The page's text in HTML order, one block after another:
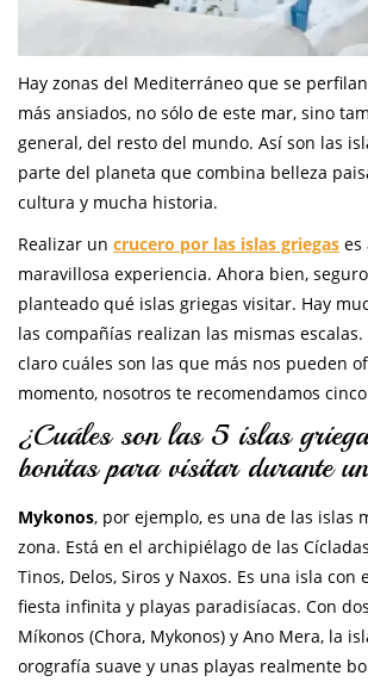
Hay zonas del Mediterráneo que se
más ansiados, no sólo de este mar, sino
general, del resto del mundo. Así son las
parte del planeta que combina belleza
cultura y mucha historia.
Realizar un crucero por las islas griegas es
maravillosa experiencia. Ahora bien,
planteado qué islas griegas visitar. Hay
las compañías realizan las mismas
claro cuáles son las que más nos pueden
momento, nosotros te recomendamos
¿Cuáles son las 5 islas
bonitas para visitar durante
Mykonos, por ejemplo, es una de las islas
zona. Está en el archipiélago de las
Tinos, Delos, Siros y Naxos. Es una isla con
fiesta infinita y playas paradisíacas. Con
Míkonos (Chora, Mykonos) y Ano Mera, la
orografía suave y unas playas realmente